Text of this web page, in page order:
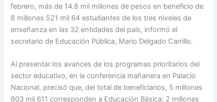
febrero, más de 14.8 mil millones de pesos en beneficio de
8 millones 521 mil 64 estudiantes de los tres niveles de
enseñanza en las 32 entidades del país, informó el
secretario de Educación Pública, Mario Delgado Carrillo.
Al presentar los avances de los programas prioritarios del
sector educativo, en la conferencia mañanera en Palacio
Nacional, precisó que, del total de beneficiarios, 5 millones
603 mil 611 corresponden a Educación Básica; 2 millones